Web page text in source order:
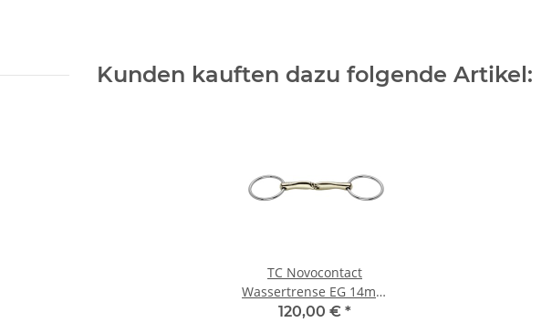
Kunden kauften dazu folgende Artikel:
TC Novocontact
Wassertrense EG 14mm
12,5cm
120,00 € *